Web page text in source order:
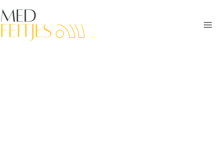
naar
de